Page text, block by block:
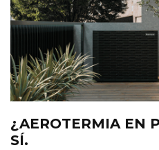
¿AEROTERMIA EN
SÍ.